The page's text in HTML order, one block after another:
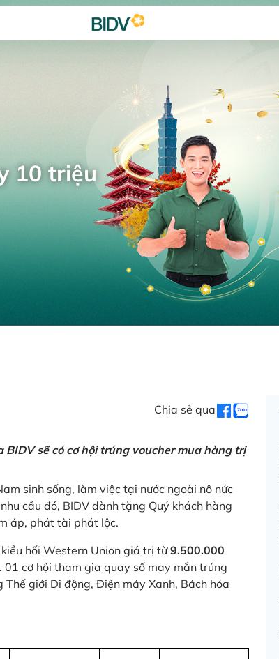
10 triệu
Chia sẻ qua
sẽ có cơ hội trúng voucher mua hàng trị
sinh sống, làm việc tại nước ngoài nô nức
cầu đó, BIDV dành tặng Quý khách hàng
áp, phát tài phát lộc.
hối Western Union giá trị từ9.500.000
01 cơ hội tham gia quay số may mắn trúng
giới Di động, Điện máy Xanh, Bách hóa